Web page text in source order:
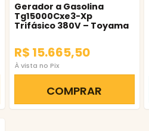
Gerador a Gasolina
Tg15000Cxe3-Xp
Trifásico 380V – Toyama
R$ 15.665,50
À vista no Pix
COMPRAR